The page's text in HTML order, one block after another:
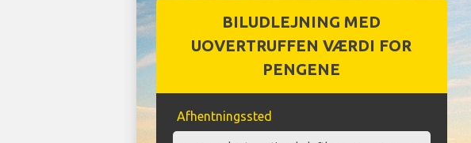
BILUDLEJNING MED
UOVERTRUFFEN VÆRDI FOR
PENGENE
Afhentningssted